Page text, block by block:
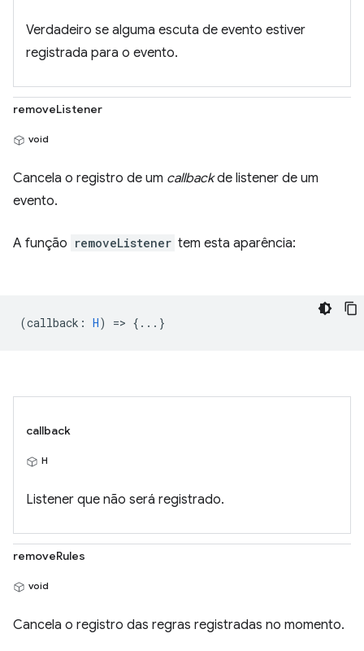
Verdadeiro se alguma escuta de evento estiver
registrada para o evento.
removeListener
void
Cancela o registro de um callbackde listener de um
evento.
A função removeListener tem esta aparência:
(callback : H) => {...}
callback
H
Listener que não será registrado.
removeRules
void
Cancela o registro das regras registradas no momento.